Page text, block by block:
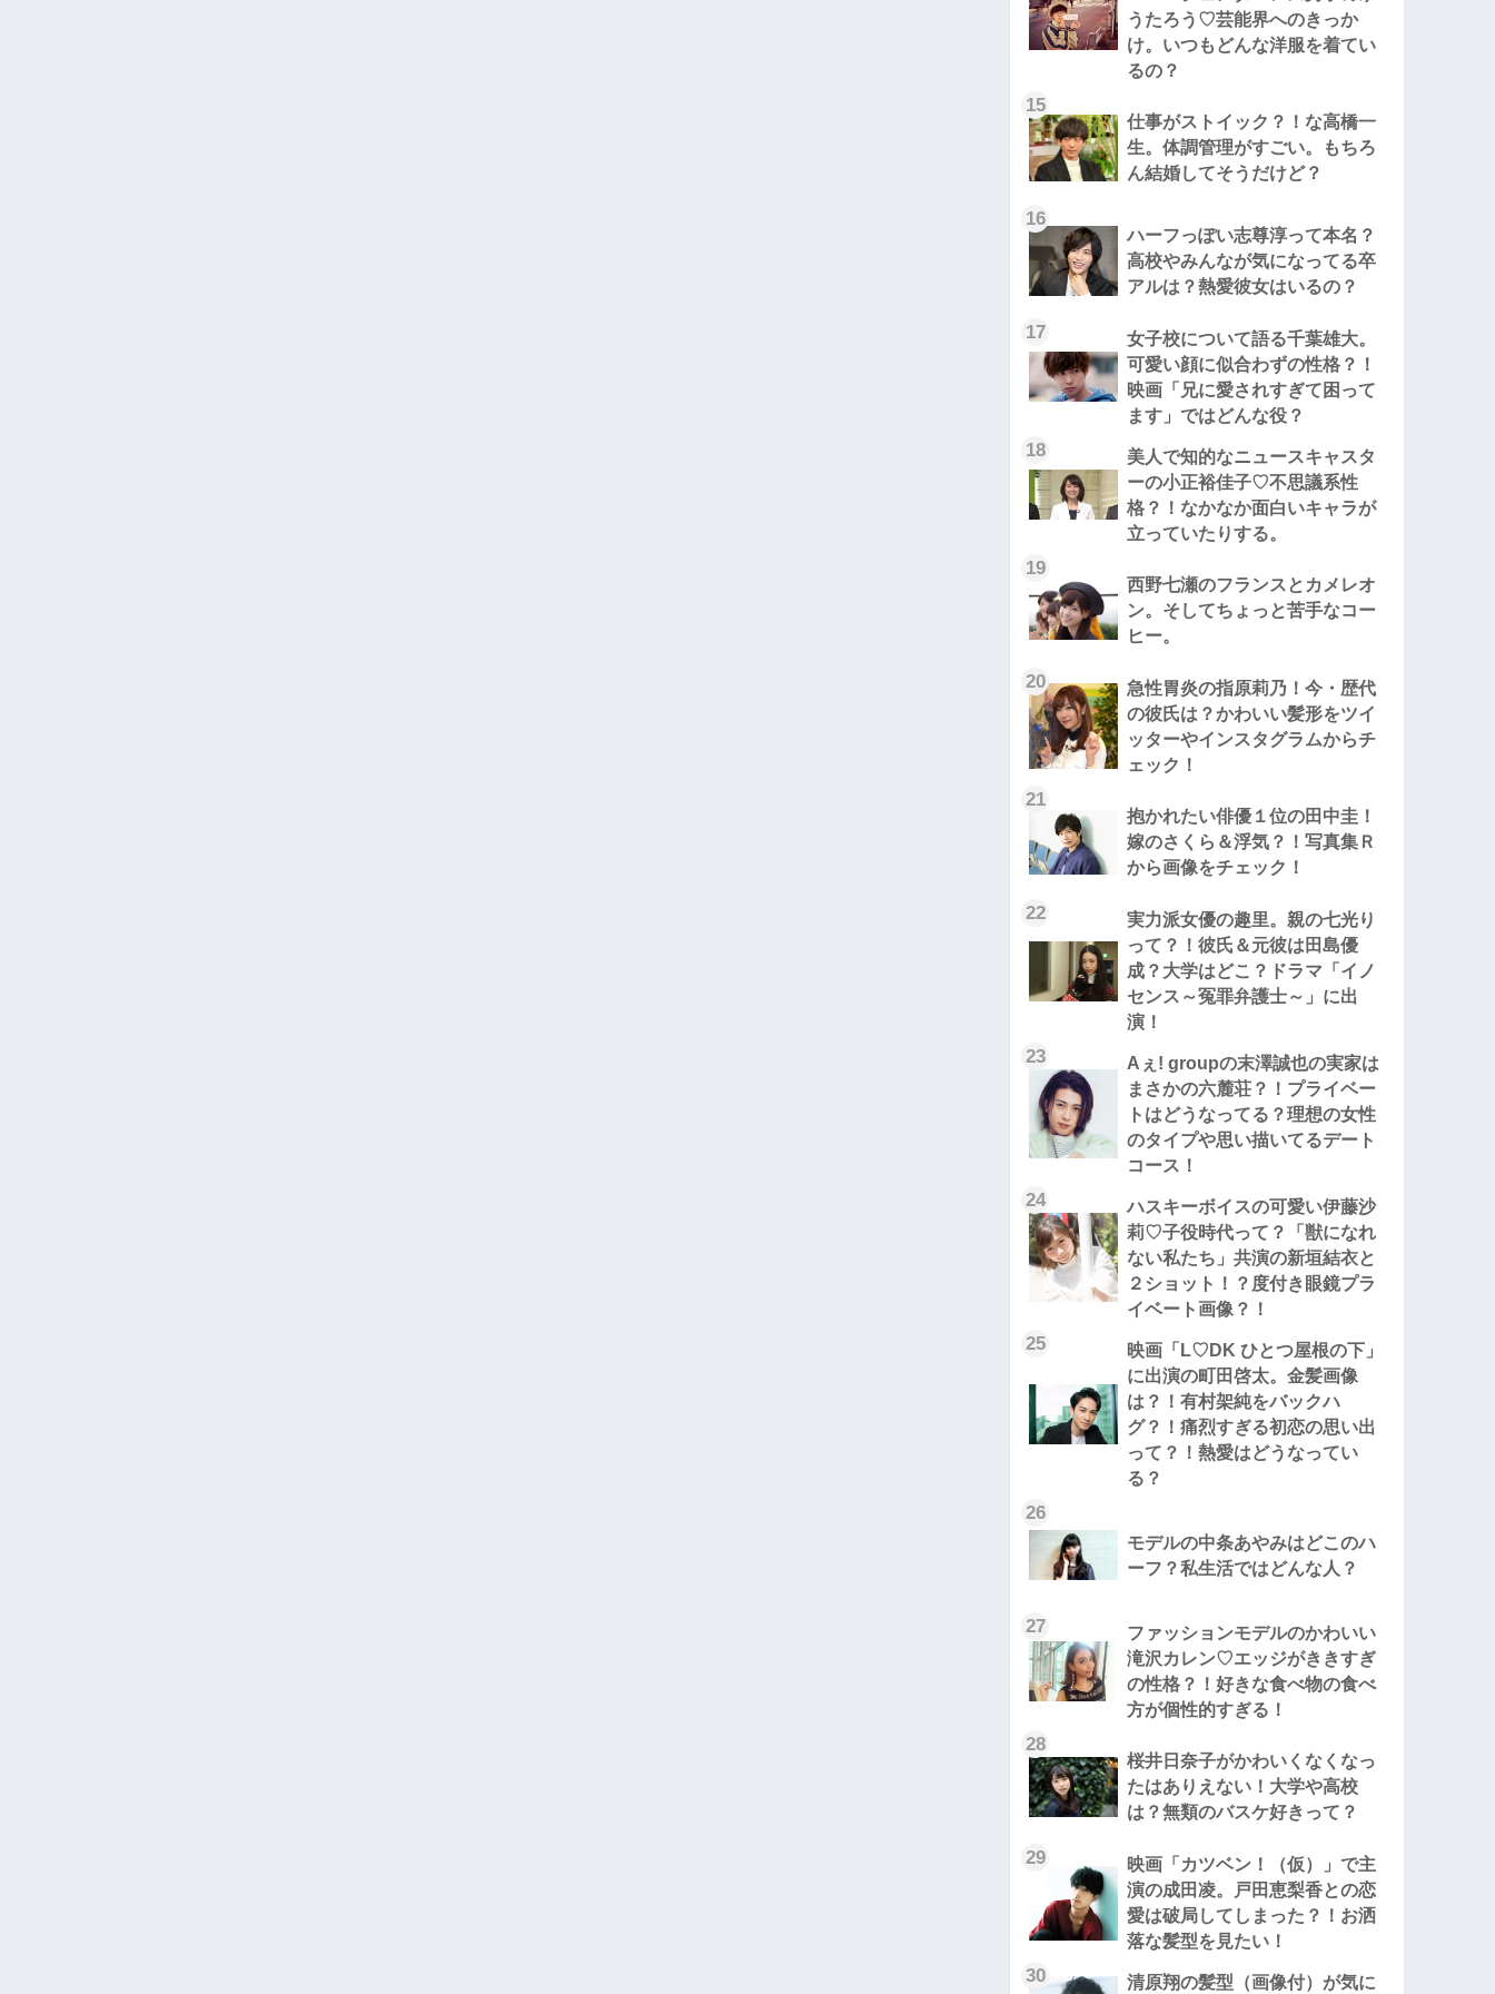
うたろう♡芸能界へのきっか
け。いつもどんな洋服を着てい
るの？
15
仕事がストイック？！な高橋一
生。体調管理がすごい。もちろ
ん結婚してそうだけど？
16
ハーフっぽい志尊淳って本名？
高校やみんなが気になってる卒
アルは？熱愛彼女はいるの？
17
女子校について語る千葉雄大。
可愛い顔に似合わずの性格？！
映画「兄に愛されすぎて困って
ます」ではどんな役？
18
美人で知的なニュースキャスタ
ーの小正裕佳子♡不思議系性
格？！なかなか面白いキャラが
立っていたりする。
19
西野七瀬のフランスとカメレオ
ン。そしてちょっと苦手なコー
ヒー。
20
急性胃炎の指原莉乃！今・歴代
の彼氏は？かわいい髪形をツイ
ッターやインスタグラムからチ
ェック！
21
抱かれたい俳優１位の田中圭！
嫁のさくら＆浮気？！写真集Ｒ
から画像をチェック！
22
実力派女優の趣里。親の七光り
って？！彼氏＆元彼は田島優
成？大学はどこ？ドラマ「イノ
センス～冤罪弁護士～」に出
演！
23
Aぇ! groupの末澤誠也の実家は
まさかの六麓荘？！プライベー
トはどうなってる？理想の女性
のタイプや思い描いてるデート
コース！
24
ハスキーボイスの可愛い伊藤沙
莉♡子役時代って？「獣になれ
ない私たち」共演の新垣結衣と
２ショット！？度付き眼鏡プラ
イベート画像？！
25
映画「L♡DK ひとつ屋根の下」
に出演の町田啓太。金髪画像
は？！有村架純をバックハ
グ？！痛烈すぎる初恋の思い出
って？！熱愛はどうなってい
る？
26
モデルの中条あやみはどこのハ
ーフ？私生活ではどんな人？
27
ファッションモデルのかわいい
滝沢カレン♡エッジがききすぎ
の性格？！好きな食べ物の食べ
方が個性的すぎる！
28
桜井日奈子がかわいくなくなっ
たはありえない！大学や高校
は？無類のバスケ好きって？
29
映画「カツベン！（仮）」で主
演の成田凌。戸田恵梨香との恋
愛は破局してしまった？！お洒
落な髪型を見たい！
30 清原翔の髪型（画像付）が気に